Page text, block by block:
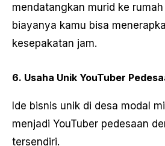
mendatangkan murid ke
biayanya kamu bisa
kesepakatan jam.
6. Usaha Unik YouTuber
Ide bisnis unik di desa modal
menjadi YouTuber pedesaan
tersendiri.